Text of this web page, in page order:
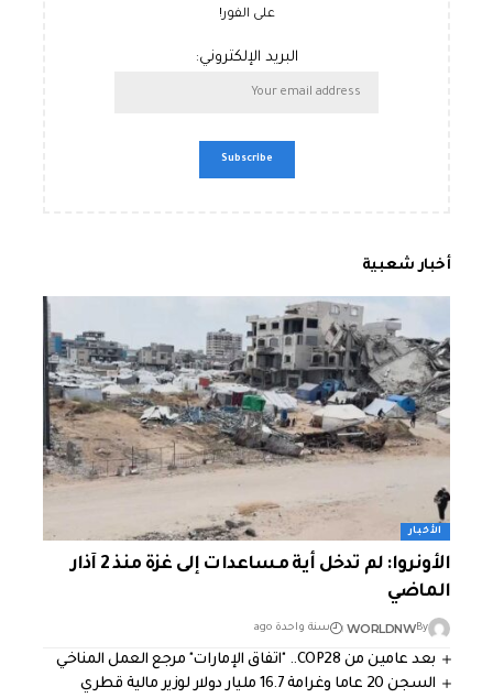
على الفور!
البريد الإلكتروني:
أخبار شعبية
الأخبار
الأونروا: لم تدخل أية مساعدات إلى غزة منذ 2 آذار
الماضي
By
WORLDNW سنة واحدة ago
بعد عامين من COP28.. "اتفاق الإمارات" مرجع العمل المناخي
السجن 20 عاما وغرامة 16.7 مليار دولار لوزير مالية قطري